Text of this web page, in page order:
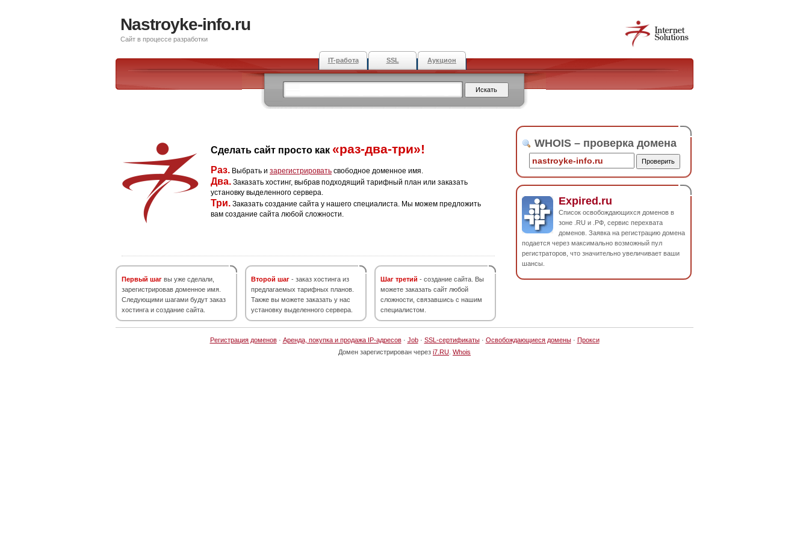
Nastroyke-info.ru
Сайт в процессе разработки
IT-работа SSL Аукцион
Сделать сайт просто как «раз-два-три»!
Раз. Выбрать и зарегистрировать свободное доменное имя.
Два. Заказать хостинг, выбрав подходящий тарифный план или заказать
установку выделенного сервера.
Три. Заказать создание сайта у нашего специалиста. Мы можем предложить
вам создание сайта любой сложности.
Первый шаг вы уже сделали,
зарегистрировав доменное имя.
Следующими шагами будут заказ
хостинга и создание сайта.
Второй шаг - заказ хостинга из
предлагаемых тарифных планов.
Также вы можете заказать у нас
установку выделенного сервера.
Шаг третий - создание сайта. Вы
можете заказать сайт любой
сложности, связавшись с нашим
специалистом.
WHOIS – проверка домена
Expired.ru
Список освобождающихся доменов в
зоне .RU и .РФ, сервис перехвата
доменов. Заявка на регистрацию домена
подается через максимально возможный пул
регистраторов, что значительно увеличивает ваши
шансы.
Регистрация доменов· Аренда, покупка и продажа IP-адресов· Job· SSL-сертификаты· Освобождающиеся домены· Прокси
Домен зарегистрирован через i7.RU Whois